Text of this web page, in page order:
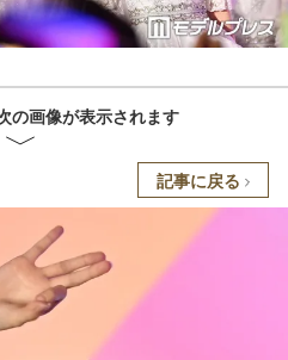
の画像が表示されます
記事に戻る